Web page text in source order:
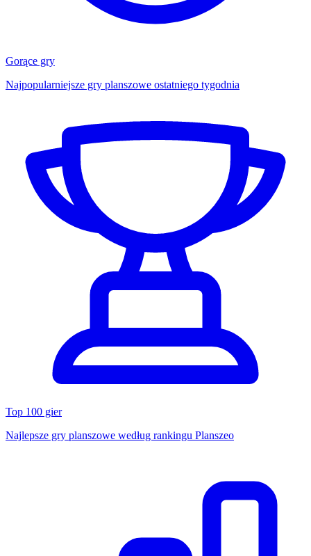
Gorące gry
Najpopularniejsze gry planszowe ostatniego tygodnia
Top 100 gier
Najlepsze gry planszowe według rankingu Planszeo